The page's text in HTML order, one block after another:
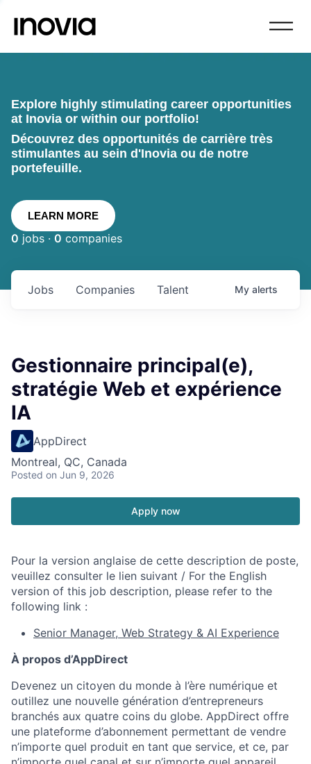
Explore highly stimulating career opportunities
at Inovia or within our portfolio!
Découvrez des opportunités de carrière très
stimulantes au sein d'Inovia ou de notre
portefeuille.
LEARN MORE
0 jobs · 0 companies
Jobs Companies Talent My alerts
Gestionnaire principal(e),
stratégie Web et expérience
IA
AppDirect
Montreal, QC, Canada
Posted on Jun 9, 2026
Apply now
Pour la version anglaise de cette description de poste,
veuillez consulter le lien suivant / For the English
version of this job description, please refer to the
following link :
Senior Manager, Web Strategy & AI Experience
À propos d’AppDirect
Devenez un citoyen du monde à l’ère numérique et
outillez une nouvelle génération d’entrepreneurs
branchés aux quatre coins du globe. AppDirect offre
une plateforme d’abonnement permettant de vendre
n’importe quel produit en tant que service, et ce, par